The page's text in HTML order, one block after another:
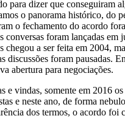
para dizer que conseguiram
o panorama histórico, do
o fechamento do acordo
conversas foram lançadas em
chegou a ser feita em 2004,
discussões foram pausadas.
abertura para negociações.
e vindas, somente em 2016
e neste ano, de forma
dos termos, o acordo foi